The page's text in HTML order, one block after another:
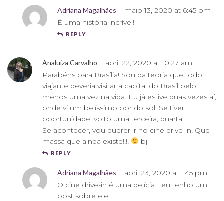
Adriana Magalhães
maio 13, 2020 at 6:45 pm
É uma história incrível!
REPLY
Analuiza Carvalho
abril 22, 2020 at 10:27 am
Parabéns para Brasília! Sou da teoria que todo
viajante deveria visitar a capital do Brasil pelo
menos uma vez na vida. Eu já estive duas vezes aí,
onde vi um belíssimo por do sol. Se tiver
oportunidade, volto uma terceira, quarta…
Se acontecer, vou querer ir no cine drive-in! Que
massa que ainda existe!!!!
bj
REPLY
Adriana Magalhães
abril 23, 2020 at 1:45 pm
O cine drive-in é uma delícia… eu tenho um
post sobre ele